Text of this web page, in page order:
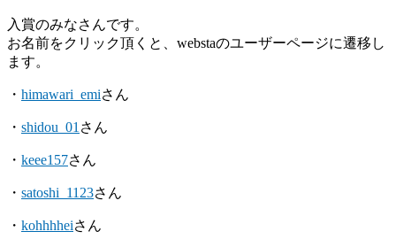
入賞のみなさんです。
お名前をクリック頂くと、webstaのユーザーページに遷移し
ます。
・ himawari_emiさん
・ shidou_01 さん
・ keee157さん
・ satoshi_1123さん
・ kohhhheiさん